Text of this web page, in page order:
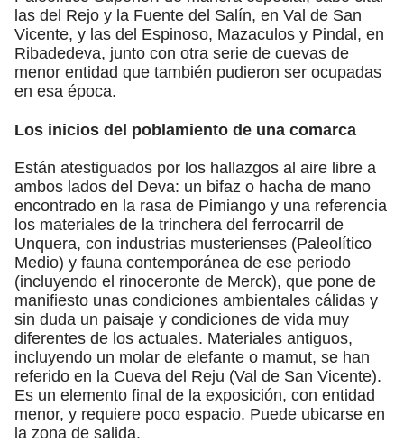
las del Rejo y la Fuente del Salín, en Val de San
Vicente, y las del Espinoso, Mazaculos y Pindal, en
Ribadedeva, junto con otra serie de cuevas de
menor entidad que también pudieron ser ocupadas
en esa época.
Los inicios del poblamiento de una comarca
Están atestiguados por los hallazgos al aire libre a
ambos lados del Deva: un bifaz o hacha de mano
encontrado en la rasa de Pimiango y una referencia
los materiales de la trinchera del ferrocarril de
Unquera, con industrias musterienses (Paleolítico
Medio) y fauna contemporánea de ese periodo
(incluyendo el rinoceronte de Merck), que pone de
manifiesto unas condiciones ambientales cálidas y
sin duda un paisaje y condiciones de vida muy
diferentes de los actuales. Materiales antiguos,
incluyendo un molar de elefante o mamut, se han
referido en la Cueva del Reju (Val de San Vicente).
Es un elemento final de la exposición, con entidad
menor, y requiere poco espacio. Puede ubicarse en
la zona de salida.